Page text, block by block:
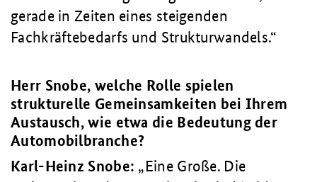
gerade in Zeiten eines steigenden
Fachkräftebedarfs und Strukturwandels.
Herr Snobe, welche Rolle spielen
strukturelle Gemeinsamkeiten bei Ihrem
Austausch, wie etwa die Bedeutung der
Automobilbranche?
Karl-Heinz Snobe:
Eine Große. Die